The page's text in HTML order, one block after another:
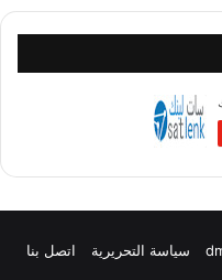
سياسة التحريرية اتصل بنا